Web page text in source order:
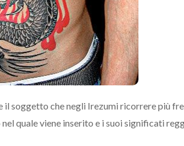
il soggetto che negli Irezumi ricorrere più
quale viene inserito e i suoi significati